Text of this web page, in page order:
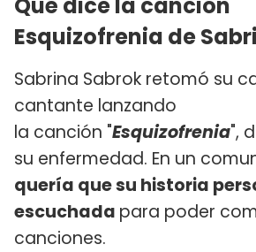
Qué dice la canción
Esquizofrenia de
Sabrina Sabrok retomó su
cantante lanzando
la canción "Esquizofrenia",
su enfermedad. En un
quería que su historia
escuchada para poder
canciones.